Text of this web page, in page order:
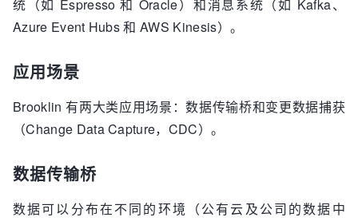
统（如 Espresso 和 Oracle）和消息系统（如 Kafka、
Azure Event Hubs 和 AWS Kinesis）。
应用场景
Brooklin 有两大类应用场景：数据传输桥和变更数据捕获
（Change Data Capture，CDC）。
数据传输桥
数据可以分布在不同的环境（公有云及公司的数据中